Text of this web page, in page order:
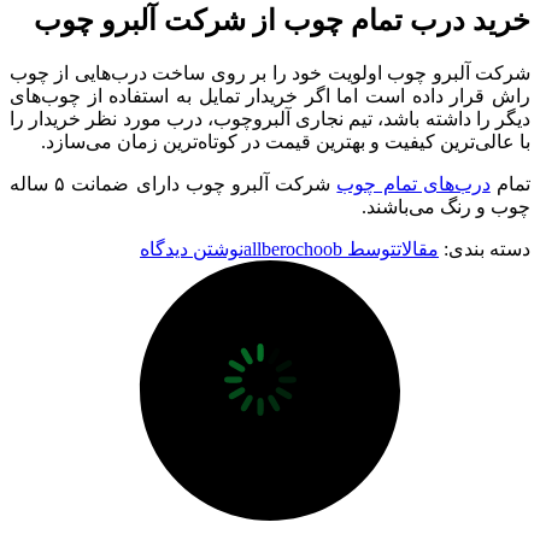
خرید درب تمام چوب از شرکت آلبرو چوب
شرکت آلبرو چوب اولویت خود را بر روی ساخت درب‌هایی از چوب
راش قرار داده است اما اگر خریدار تمایل به استفاده از چوب‌های
دیگر را داشته باشد، تیم نجاری آلبروچوب، درب مورد نظر خریدار را
با عالی‌ترین کیفیت و بهترین قیمت در کوتاه‌ترین زمان می‌سازد.
تمامدرب‌های تمام چوب
شرکت آلبرو چوب دارای ضمانت ۵ ساله
چوب و رنگ می‌باشند.
دسته بندی: مقالاتتوسط allberochoobنوشتن دیدگاه